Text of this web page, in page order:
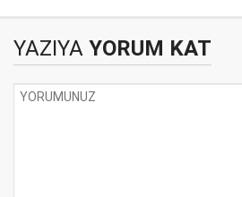
YAZIYA YORUM KAT